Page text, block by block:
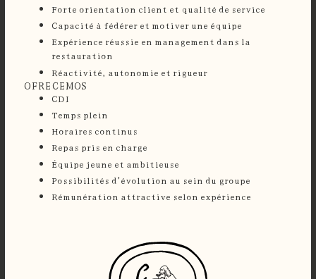
Forte orientation client et qualité de service
Capacité à fédérer et motiver une équipe
Expérience réussie en management dans la
restauration
Réactivité, autonomie et rigueur
OFRECEMOS
CDI
Temps plein
Horaires continus
Repas pris en charge
Équipe jeune et ambitieuse
Possibilités d'évolution au sein du groupe
Rémunération attractive selon expérience